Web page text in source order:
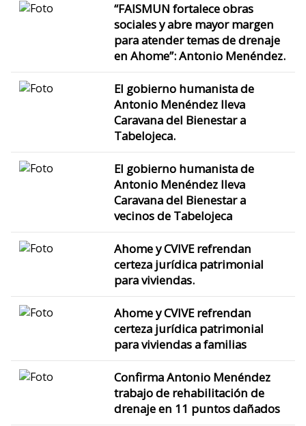
“FAISMUN fortalece obras
sociales y abre mayor margen
para atender temas de drenaje
en Ahome”: Antonio Menéndez.
El gobierno humanista de
Antonio Menéndez lleva
Caravana del Bienestar a
Tabelojeca.
El gobierno humanista de
Antonio Menéndez lleva
Caravana del Bienestar a
vecinos de Tabelojeca
Ahome y CVIVE refrendan
certeza jurídica patrimonial
para viviendas.
Ahome y CVIVE refrendan
certeza jurídica patrimonial
para viviendas a familias
Confirma Antonio Menéndez
trabajo de rehabilitación de
drenaje en 11 puntos dañados